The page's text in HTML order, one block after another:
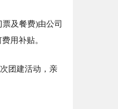
及餐费)由公司
用补贴。
团建活动，亲